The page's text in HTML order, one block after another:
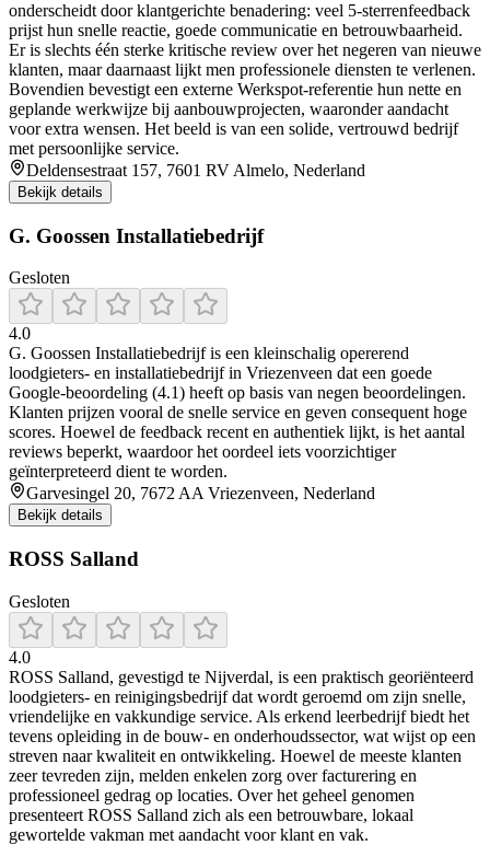
onderscheidt door klantgerichte benadering: veel 5-sterrenfeedback
prijst hun snelle reactie, goede communicatie en betrouwbaarheid.
Er is slechts één sterke kritische review over het negeren van nieuwe
klanten, maar daarnaast lijkt men professionele diensten te verlenen.
Bovendien bevestigt een externe Werkspot-referentie hun nette en
geplande werkwijze bij aanbouwprojecten, waaronder aandacht
voor extra wensen. Het beeld is van een solide, vertrouwd bedrijf
met persoonlijke service.
Deldensestraat 157, 7601 RV Almelo, Nederland
Bekijk details
G. Goossen Installatiebedrijf
Gesloten
4.0
G. Goossen Installatiebedrijf is een kleinschalig opererend
loodgieters- en installatiebedrijf in Vriezenveen dat een goede
Google-beoordeling (4.1) heeft op basis van negen beoordelingen.
Klanten prijzen vooral de snelle service en geven consequent hoge
scores. Hoewel de feedback recent en authentiek lijkt, is het aantal
reviews beperkt, waardoor het oordeel iets voorzichtiger
geïnterpreteerd dient te worden.
Garvesingel 20, 7672 AA Vriezenveen, Nederland
Bekijk details
ROSS Salland
Gesloten
4.0
ROSS Salland, gevestigd te Nijverdal, is een praktisch georiënteerd
loodgieters- en reinigingsbedrijf dat wordt geroemd om zijn snelle,
vriendelijke en vakkundige service. Als erkend leerbedrijf biedt het
tevens opleiding in de bouw- en onderhoudssector, wat wijst op een
streven naar kwaliteit en ontwikkeling. Hoewel de meeste klanten
zeer tevreden zijn, melden enkelen zorg over facturering en
professioneel gedrag op locaties. Over het geheel genomen
presenteert ROSS Salland zich als een betrouwbare, lokaal
gewortelde vakman met aandacht voor klant en vak.